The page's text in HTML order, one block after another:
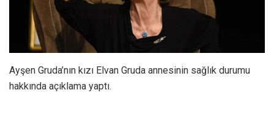
Ayşen Gruda’nın kızı Elvan Gruda annesinin sağlık durumu
hakkında açıklama yaptı.